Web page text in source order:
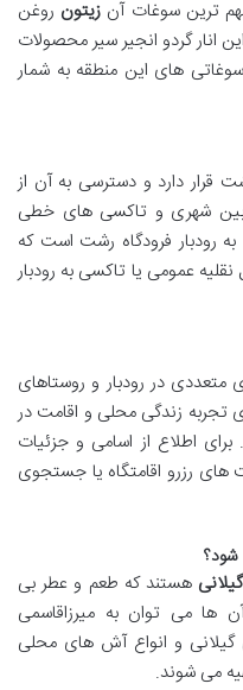
ترین سوغات آن زیتون روغن
انار گردو انجیر سیر محصولات
های این منطقه به شمار
قرار دارد و دسترسی به آن از
شهری و تاکسی های خطی
رودبار فرودگاه رشت است که
عمومی یا تاکسی به رودبار
متعددی در رودبار و روستاهای
تجربه زندگی محلی و اقامت در
اطلاع از اسامی و جزئیات
رزرو اقامتگاه یا جستجوی
شود؟
هستند که طعم و عطر بی
ها می توان به میرزاقاسمی
گیلانی و انواع آش های محلی
می شوند.